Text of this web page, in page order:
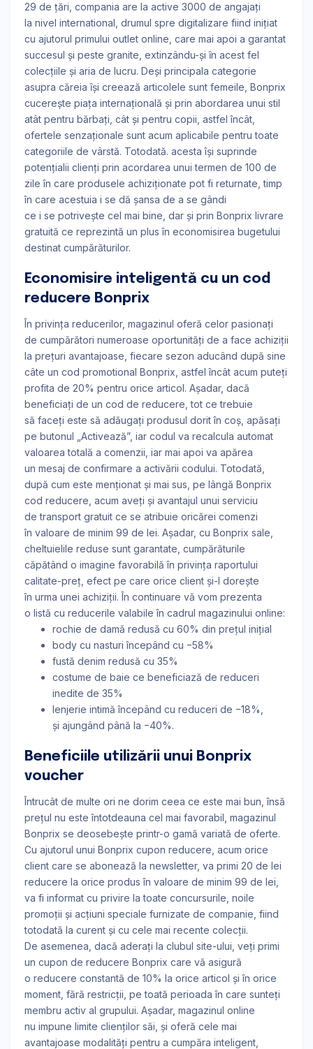
29 de ţări, compania are la active 3000 de angajaţi
la nivel international, drumul spre digitalizare fiind iniţiat
cu ajutorul primului outlet online, care mai apoi a garantat
succesul şi peste granite, extinzându-şi ȋn acest fel
colecţiile şi aria de lucru. Deşi principala categorie
asupra căreia ȋşi creează articolele sunt femeile, Bonprix
cucereşte piaţa internaţională şi prin abordarea unui stil
atât pentru bărbaţi, cât şi pentru copii, astfel încât,
ofertele senzaționale sunt acum aplicabile pentru toate
categoriile de vârstă. Totodată. acesta își suprinde
potențialii clienți prin acordarea unui termen de 100 de
zile în care produsele achiziționate pot fi returnate, timp
în care acestuia i se dă șansa de a se gândi
ce i se potrivește cel mai bine, dar și prin Bonprix livrare
gratuită ce reprezintă un plus în economisirea bugetului
destinat cumpărăturilor.
Economisire inteligentă cu un cod
reducere Bonprix
În privința reducerilor, magazinul oferă celor pasionați
de cumpărători numeroase oportunități de a face achiziții
la prețuri avantajoase, fiecare sezon aducând după sine
câte un cod promotional Bonprix, astfel încât acum puteți
profita de 20% pentru orice articol. Așadar, dacă
beneficiați de un cod de reducere, tot ce trebuie
să faceți este să adăugați produsul dorit în coș, apăsați
pe butonul „Activează”, iar codul va recalcula automat
valoarea totală a comenzii, iar mai apoi va apărea
un mesaj de confirmare a activării codului. Totodată,
după cum este menționat și mai sus, pe lângă Bonprix
cod reducere, acum aveți și avantajul unui serviciu
de transport gratuit ce se atribuie oricărei comenzi
în valoare de minim 99 de lei. Așadar, cu Bonprix sale,
cheltuielile reduse sunt garantate, cumpărăturile
căpătând o imagine favorabilă în privința raportului
calitate-preț, efect pe care orice client și-l dorește
în urma unei achiziții. În continuare vă vom prezenta
o listă cu reducerile valabile în cadrul magazinului online:
rochie de damă redusă cu 60% din prețul inițial
body cu nasturi începând cu −58%
fustă denim redusă cu 35%
costume de baie ce beneficiază de reduceri
inedite de 35%
lenjerie intimă începând cu reduceri de −18%,
și ajungând până la −40%.
Beneficiile utilizării unui Bonprix
voucher
Întrucât de multe ori ne dorim ceea ce este mai bun, însă
prețul nu este întotdeauna cel mai favorabil, magazinul
Bonprix se deosebește printr-o gamă variată de oferte.
Cu ajutorul unui Bonprix cupon reducere, acum orice
client care se abonează la newsletter, va primi 20 de lei
reducere la orice produs în valoare de minim 99 de lei,
va fi informat cu privire la toate concursurile, noile
promoții și acțiuni speciale furnizate de companie, fiind
totodată la curent și cu cele mai recente colecții.
De asemenea, dacă aderați la clubul site-ului, veți primi
un cupon de reducere Bonprix care vă asigură
o reducere constantă de 10% la orice articol și în orice
moment, fără restricții, pe toată perioada în care sunteți
membru activ al grupului. Așadar, magazinul online
nu impune limite clienților săi, și oferă cele mai
avantajoase modalități pentru a cumpăra inteligent,